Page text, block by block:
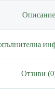
Описание
Отзиви